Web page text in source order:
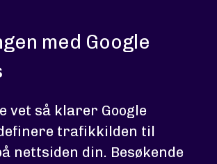
med Google
vet så klarer Google
trafikkilden til
nettsiden din. Besøkende